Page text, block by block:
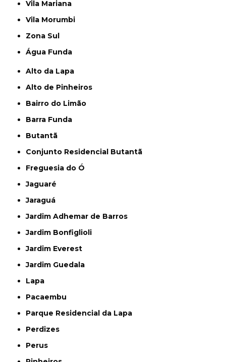
Vila Mariana
Vila Morumbi
Zona Sul
Água Funda
Alto da Lapa
Alto de Pinheiros
Bairro do Limão
Barra Funda
Butantã
Conjunto Residencial Butantã
Freguesia do Ó
Jaguaré
Jaraguá
Jardim Adhemar de Barros
Jardim Bonfiglioli
Jardim Everest
Jardim Guedala
Lapa
Pacaembu
Parque Residencial da Lapa
Perdizes
Perus